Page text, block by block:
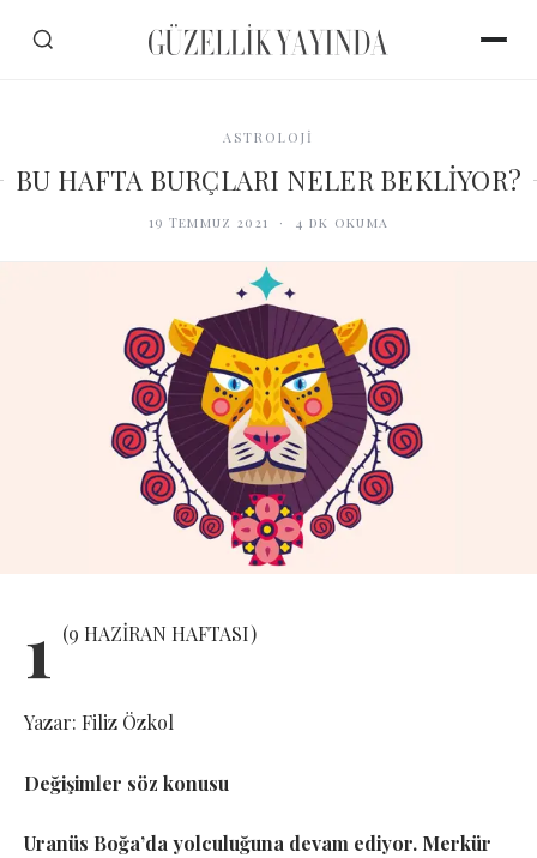
ASTROLOJİ
BU HAFTA BURÇLARI NELER BEKLİYOR?
19 Temmuz 2021 · 4 dk okuma
(
1 9 HAZİRAN HAFTASI)
Yazar: Filiz Özkol
Değişimler söz konusu
Uranüs Boğa’da yolculuğuna devam ediyor. Merkür